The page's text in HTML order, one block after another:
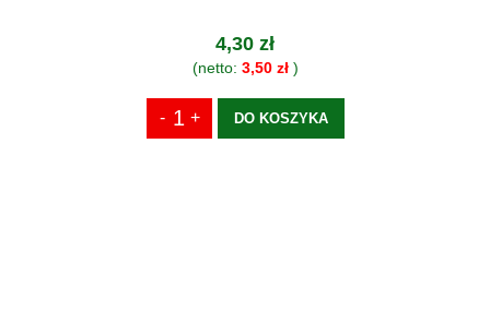
4,30 zł
(netto: 3,50 zł)
DO KOSZYKA